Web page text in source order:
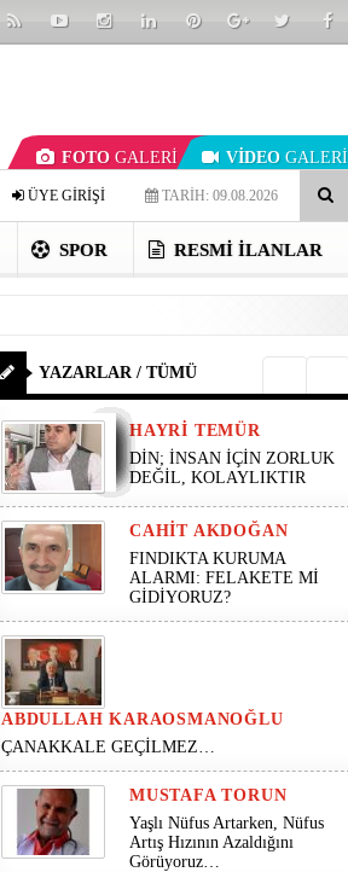
FOTO GALERİ VİDEO GALERİ
TARİH: 09.08.2026
ÜYE GİRİŞİ
SPOR RESMI İLANLAR
YAZARLAR / TÜMÜ
HAYRI TEMÜR
DİN; İNSAN İÇİN ZORLUK
DEĞİL, KOLAYLIKTIR
CAHIT AKDOĞAN
FINDIKTA KURUMA
ALARMI: FELAKETE Mİ
GİDİYORUZ?
ABDULLAH KARAOSMANOĞLU
ÇANAKKALE GEÇİLMEZ…
MUSTAFA TORUN
Yaşlı Nüfus Artarken, Nüfus
Artış Hızının Azaldığını
Görüyoruz…